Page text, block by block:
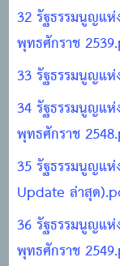
32 รัฐธรรมนูญแ
พุทธศักราช
33 รัฐธรรมนูญแ
34 รัฐธรรมนูญแ
พุทธศักราช
35 รัฐธรรมนูญแ
Update ล่าสุด
36 รัฐธรรมนูญแ
พุทธศักราช